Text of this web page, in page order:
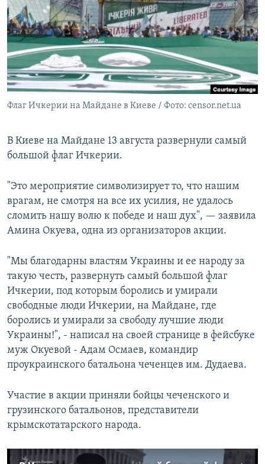
РАСПИСАНИЕ ВЕЩАНИЯ
ПОДПИШИТЕСЬ НА РАССЫЛКУ
СОЦИАЛЬНЫЕ СЕТИ
Все сайты РСЕ/РС
Флаг Ичкерии на Майдане в Киеве / Фото: censor.net.ua
В Киеве на Майдане 13 августа развернули самый
большой флаг Ичкерии.
"Это мероприятие символизирует то, что нашим
врагам, не смотря на все их усилия, не удалось
сломить нашу волю к победе и наш дух", — заявила
Амина Окуева, одна из организаторов акции.
"Мы благодарны властям Украины и ее народу за
такую честь, развернуть самый большой флаг
Ичкерии, под которым боролись и умирали
свободные люди Ичкерии, на Майдане, где
боролись и умирали за свободу лучшие люди
Украины!", - написал на своей странице в фейсбуке
муж Окуевой - Адам Осмаев, командир
проукраинского батальона чеченцев им. Дудаева.
Участие в акции приняли бойцы чеченского и
грузинского батальонов, представители
крымскотатарского народа.